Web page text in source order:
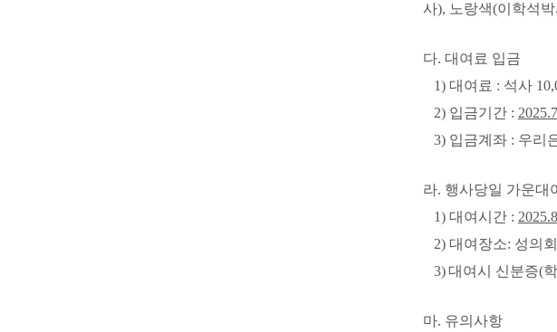
사), 노랑색(이학석
다. 대여료 입금
1) 대여료 : 석사
2) 입금기간 :
3) 입금계좌 : 우리
라. 행사당일 가운대
1) 대여시간 :
2) 대여장소: 성의
3)대여시 신분증(
마. 유의사항